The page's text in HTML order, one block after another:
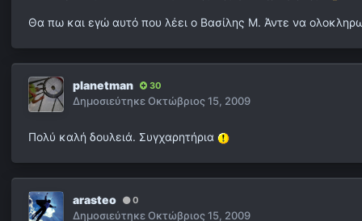
Θα πω και εγώ αυτό που λέει ο Βασίλης Μ. Άντε να
planetman 30
ΔημοσιεύτηκεΟκτώβριος 15, 2009
Πολύ καλή δουλειά. Συγχαρητήρια
arasteo 0
ΔημοσιεύτηκεΟκτώβριος 15, 2009